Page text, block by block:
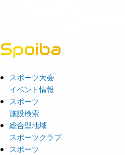
Spoiba
スポーツ大会
イベント情報
スポーツ
施設検索
総合型地域
スポーツクラブ
スポーツ